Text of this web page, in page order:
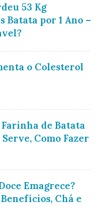
53 Kg
Batata por 1 Ano –
o Colesterol
de Batata
Como Fazer
Emagrece?
Chá e